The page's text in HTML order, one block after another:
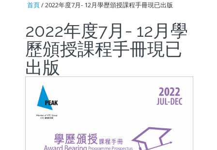
You are here
首頁/ 2022年度7月- 12月學歷頒授課程手冊現已出版
2022年度7月- 12月學
歷頒授課程手冊現已
出版